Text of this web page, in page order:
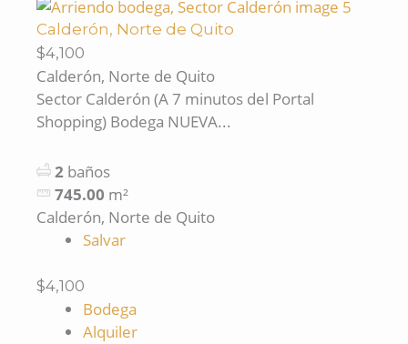
Calderón, Norte de Quito
$4,100
Calderón, Norte de Quito
Sector Calderón (A 7 minutos del Portal
Shopping) Bodega NUEVA...
2 baños
745.00 m²
Calderón, Norte de Quito
Salvar
$4,100
Bodega
Alquiler